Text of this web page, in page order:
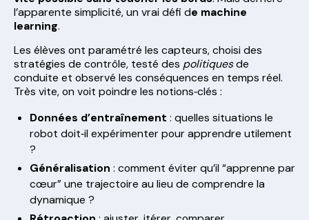
l’apparente simplicité, un vrai défi de machine
learning.
Les élèves ont paramétré les capteurs, choisi des
stratégies de contrôle, testé des politiquesde
conduite et observé les conséquences en temps réel.
Très vite, on voit poindre les notions‑clés :
Données d’entraînement : quelles situations le
robot doit‑il expérimenter pour apprendre utilement
?
Généralisation : comment éviter qu’il “apprenne par
cœur” une trajectoire au lieu de comprendre la
dynamique ?